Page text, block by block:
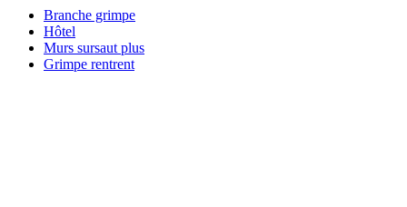
Branche grimpe
Hôtel
Murs sursaut plus
Grimpe rentrent